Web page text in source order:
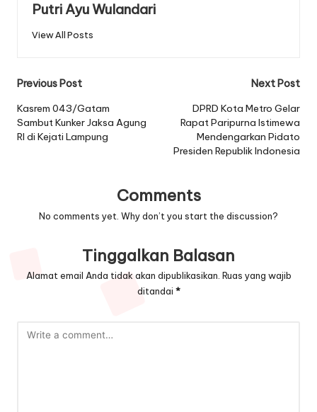
Putri Ayu Wulandari
View All Posts
Post
navigation
Previous Post
Kasrem 043/Gatam
Sambut Kunker Jaksa Agung
RI di Kejati Lampung
Next Post
DPRD Kota Metro Gelar
Rapat Paripurna Istimewa
Mendengarkan Pidato
Presiden Republik Indonesia
Comments
No comments yet. Why don’t you start the discussion?
Tinggalkan Balasan
Alamat email Anda tidak akan dipublikasikan. Ruas yang wajib
ditandai *